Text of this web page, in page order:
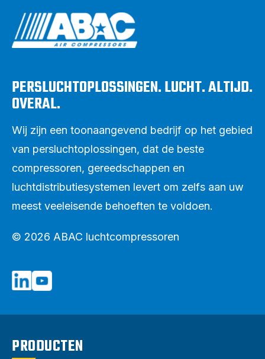
PERSLUCHTOPLOSSINGEN. LUCHT. ALTIJD.
OVERAL.
Wij zijn een toonaangevend bedrijf op het gebied
van persluchtoplossingen, dat de beste
compressoren, gereedschappen en
luchtdistributiesystemen levert om zelfs aan uw
meest veeleisende behoeften te voldoen.
© 2026 ABAC luchtcompressoren
PRODUCTEN